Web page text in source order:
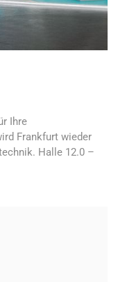
Ihre
Frankfurt wieder
Halle 12.0 –